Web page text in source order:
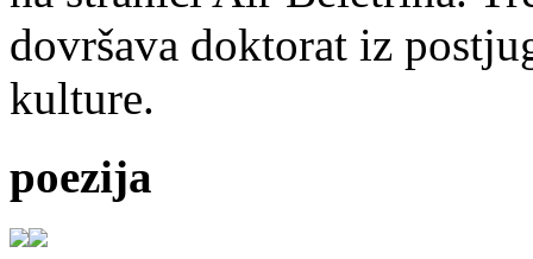
dovršava doktorat iz
kulture.
poezija